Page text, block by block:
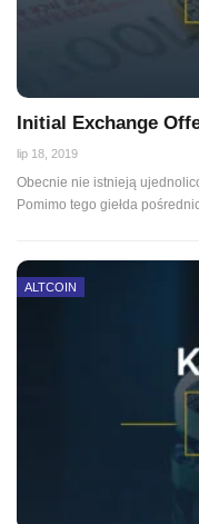
Initial Exchange
lip 18, 2019
Obecnie nie istnieją
Pomimo tego giełda
ALTCOIN